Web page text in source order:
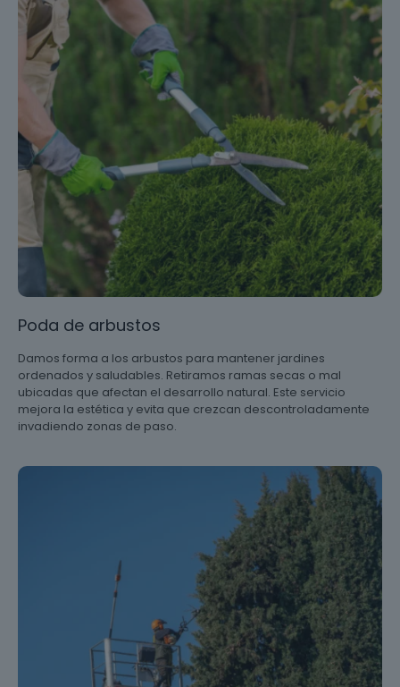
Poda de arbustos
Damos forma a los arbustos para mantener jardines
ordenados y saludables. Retiramos ramas secas o mal
ubicadas que afectan el desarrollo natural. Este servicio
mejora la estética y evita que crezcan descontroladamente
invadiendo zonas de paso.